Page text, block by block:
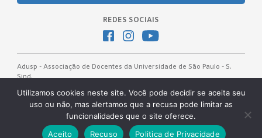
REDES SOCIAIS
Adusp - Associação de Docentes da Universidade de São Paulo - S.
Sind.
Av. Prof. Almeida Prado, 1366 - São Paulo, SP - CEP 05508-070
Telefones: (11) 3091-4465 / 66 ● (11) 3813-5573 ● (11) 3815-9245 ●
(11) 3814-1715 ● (11) 3032-5950
Desenvolvido pelaOKN Group.
Utilizamos cookies neste site. Você pode decidir se aceita seu
uso ou não, mas alertamos que a recusa pode limitar as
funcionalidades que o site oferece.
Aceito
Recuso Politica de Privacidade